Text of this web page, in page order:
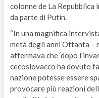
colonne de La Repubblica
da parte di Putin.
“In una magnifica
metà degli anni Ottanta –
affermava che ‘dopo
cecoslovacco ha dovuto
nazione potesse essere
provocare più reazioni